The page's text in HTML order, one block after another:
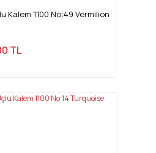
Kalem 1100 No:49 Vermilion
TL